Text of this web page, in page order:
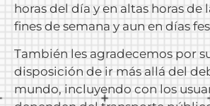
horas del día y en altas horas de
fines de semana y aun en días
También les agradecemos por
disposición de ir más allá del
mundo, incluyendo con los